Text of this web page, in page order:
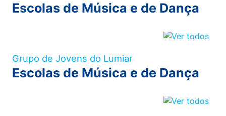
Escolas de Música e de Dança
Grupo de Jovens do Lumiar
Escolas de Música e de Dança